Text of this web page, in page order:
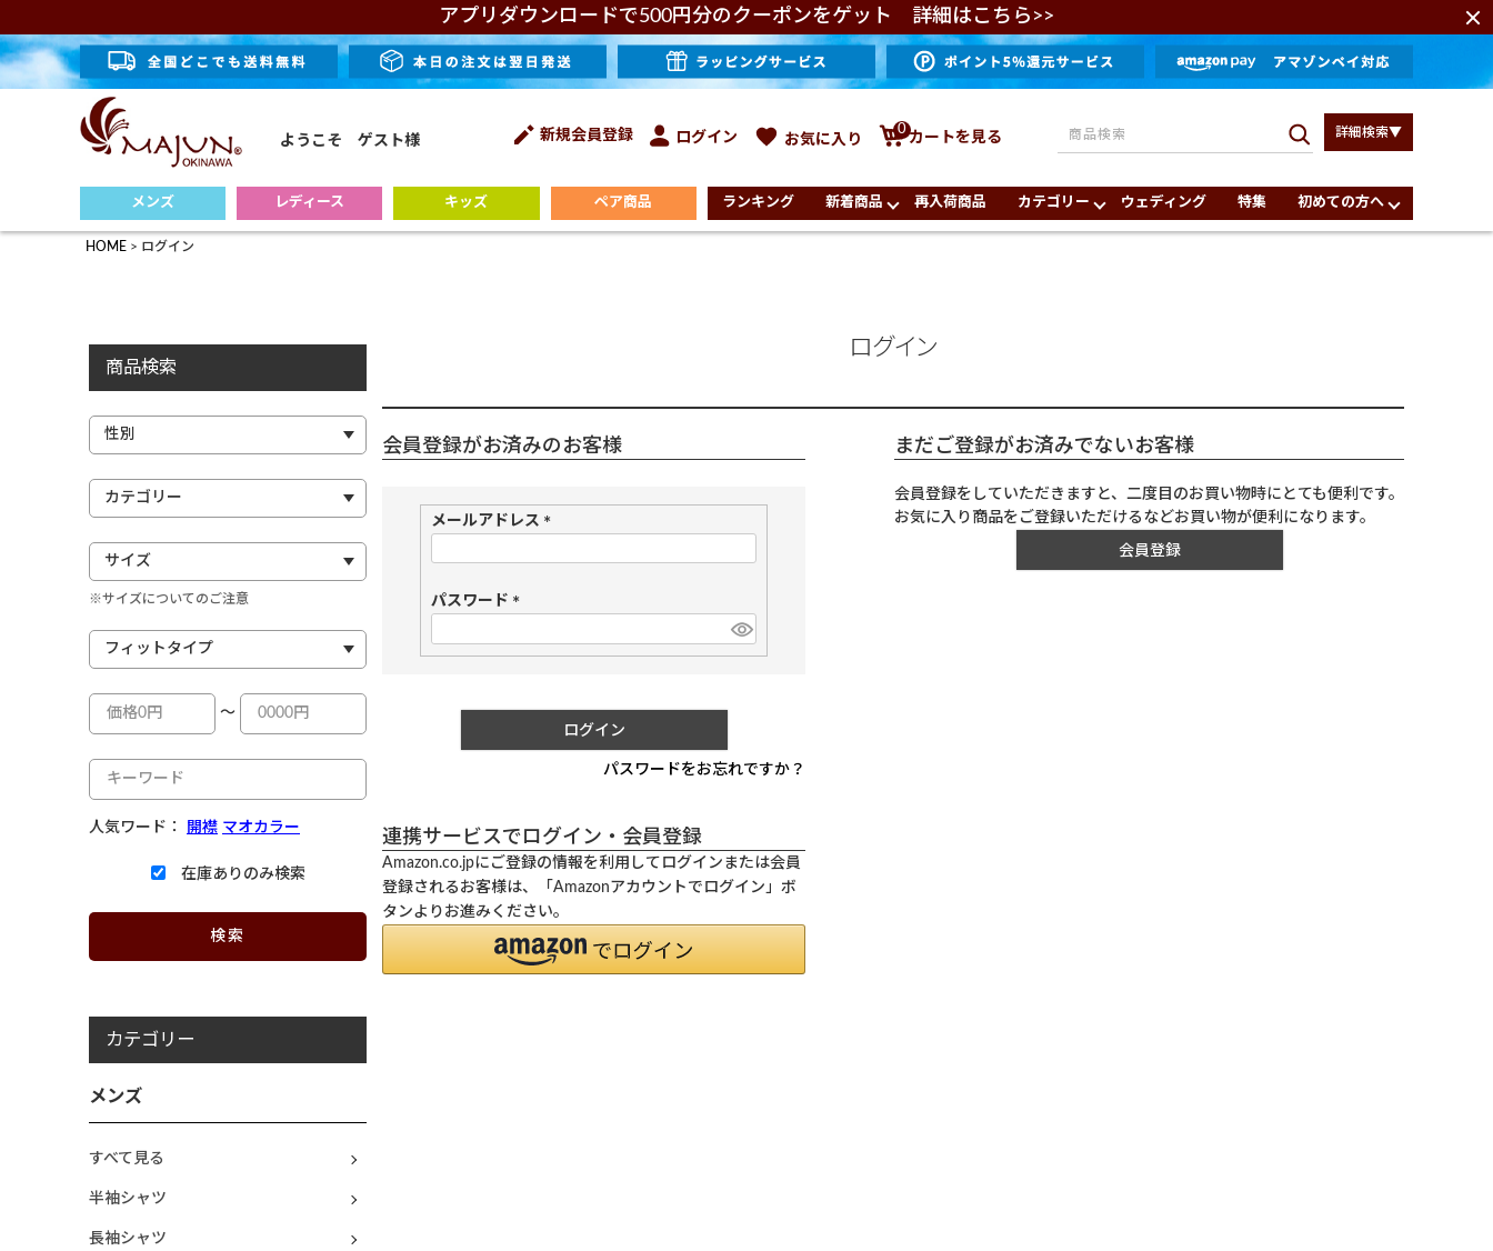
アプリダウンロードで500円分のクーポンをゲット 詳細はこちら>>
ようこそ ゲスト様 新規会員登録 ログイン お気に入り
0
カートを見る 詳細検索▼
メンズ レディース キッズ ペア商品 ランキング 新着商品 再入荷商品 カテゴリー ウェディング 特集 初めての方へ
HOME ログイン
商品検索
※サイズについてのご注意
～
人気ワード： 開襟 マオカラー
在庫ありのみ検索
カテゴリー
メンズ
すべて見る
半袖シャツ
長袖シャツ
ログイン
会員登録がお済みのお客様
メールアドレス
)
パスワード
必
ログイン
パスワードをお忘れですか？
連携サービスでログイン・会員登録
Amazon.co.jpにご登録の情報を利用してログインまたは会員
登録されるお客様は、「Amazonアカウントでログイン」ボ
タンよりお進みください。
まだご登録がお済みでないお客様
会員登録をしていただきますと、二度目のお買い物時にとても便利です。
お気に入り商品をご登録いただけるなどお買い物が便利になります。
会員登録